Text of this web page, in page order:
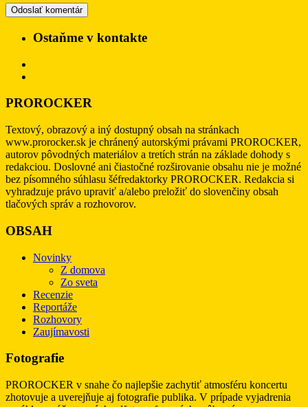
Ostaňme v kontakte
PROROCKER
Textový, obrazový a iný dostupný obsah na stránkach
www.prorocker.sk je chránený autorskými právami PROROCKER,
autorov pôvodných materiálov a tretích strán na základe dohody s
redakciou. Doslovné ani čiastočné rozširovanie obsahu nie je možné
bez písomného súhlasu šéfredaktorky PROROCKER. Redakcia si
vyhradzuje právo upraviť a/alebo preložiť do slovenčiny obsah
tlačových správ a rozhovorov.
OBSAH
Novinky
Z domova
Zo sveta
Recenzie
Reportáže
Rozhovory
Zaujímavosti
Fotografie
PROROCKER v snahe čo najlepšie zachytiť atmosféru koncertu
zhotovuje a uverejňuje aj fotografie publika. V prípade vyjadrenia